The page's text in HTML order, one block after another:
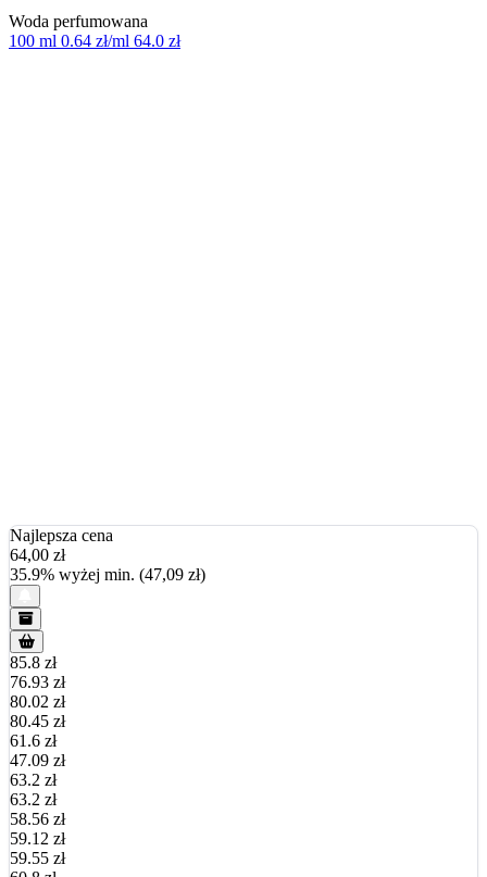
Woda perfumowana
100 ml 0.64 zł/ml 64.0 zł
Najlepsza cena
64,00 zł
35.9% wyżej min. (47,09 zł)
85.8 zł
76.93 zł
80.02 zł
80.45 zł
61.6 zł
47.09 zł
63.2 zł
63.2 zł
58.56 zł
59.12 zł
59.55 zł